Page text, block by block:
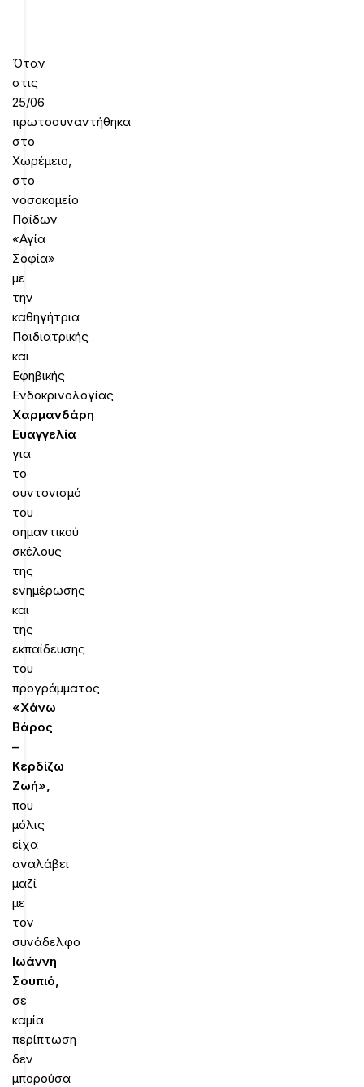
Όταν
στις
25/06
πρωτοσυναντήθηκα
στο
Χωρέμειο,
στο
νοσοκομείο
Παίδων
«Αγία
Σοφία»
με
την
καθηγήτρια
Παιδιατρικής
και
Εφηβικής
Ενδοκρινολογίας
Χαρμανδάρη
Ευαγγελία
για
το
συντονισμό
του
σημαντικού
σκέλους
της
ενημέρωσης
και
της
εκπαίδευσης
του
προγράμματος
«Χάνω
Βάρος
–
Κερδίζω
Ζωή»,
που
μόλις
είχα
αναλάβει
μαζί
με
τον
συνάδελφο
Ιωάννη
Σουπιό,
σε
καμία
περίπτωση
δεν
μπορούσα